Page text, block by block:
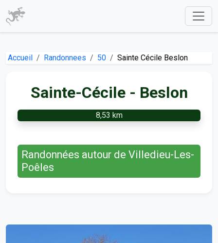
Accueil Randonnees 50 Sainte Cécile Beslon
Sainte-Cécile - Beslon
8,53 km
Randonnées autour de Villedieu-Les-
Poêles